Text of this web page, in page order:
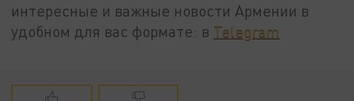
интересные и важные новости Армении в
удобном для вас формате: в Telegram